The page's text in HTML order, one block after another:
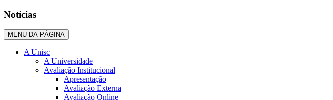
Notícias
MENU DA PÁGINA
A Unisc
A Universidade
Avaliação Institucional
Apresentação
Avaliação Externa
Avaliação Online